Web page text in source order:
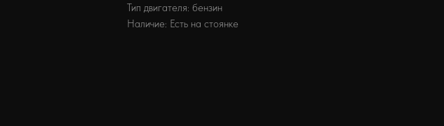
Тип двигателя: бензин
Наличие: Есть на стоянке